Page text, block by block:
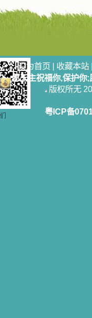
设为首页 | 收藏本站
愿天主祝福你,保护你
版权所无
粤ICP备